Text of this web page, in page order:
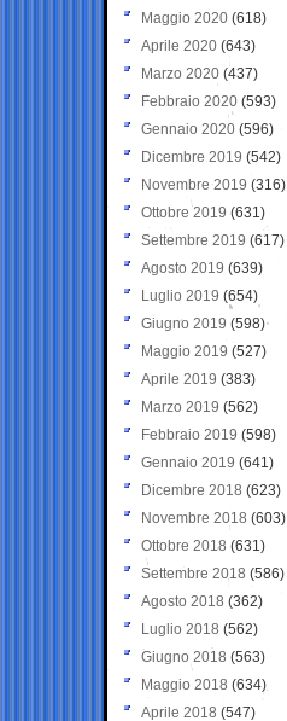
Maggio 2020 (618)
Aprile 2020 (643)
Marzo 2020 (437)
Febbraio 2020 (593)
Gennaio 2020 (596)
Dicembre 2019 (542)
Novembre 2019 (316)
Ottobre 2019 (631)
Settembre 2019 (617)
Agosto 2019 (639)
Luglio 2019 (654)
Giugno 2019 (598)
Maggio 2019 (527)
Aprile 2019 (383)
Marzo 2019 (562)
Febbraio 2019 (598)
Gennaio 2019 (641)
Dicembre 2018 (623)
Novembre 2018 (603)
Ottobre 2018 (631)
Settembre 2018 (586)
Agosto 2018 (362)
Luglio 2018 (562)
Giugno 2018 (563)
Maggio 2018 (634)
Aprile 2018 (547)